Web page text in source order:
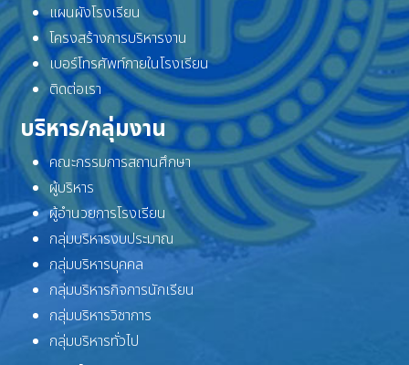
แผนผังโรงเรียน
โครงสร้างการบริหารงาน
เบอร์โทรศัพท์ภายในโรงเรียน
ติดต่อเรา
บริหาร/กลุ่มงาน
คณะกรรมการสถานศึกษา
ผู้บริหาร
ผู้อำนวยการโรงเรียน
กลุ่มบริหารงบประมาณ
กลุ่มบริหารบุคคล
กลุ่มบริหารกิจการนักเรียน
กลุ่มบริหารวิชาการ
กลุ่มบริหารทั่วไป